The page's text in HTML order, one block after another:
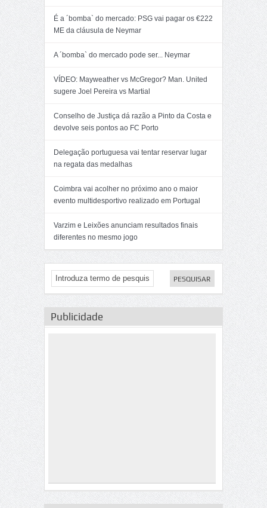
É a ´bomba` do mercado: PSG vai pagar os €222
ME da cláusula de Neymar
A ´bomba` do mercado pode ser... Neymar
VÍDEO: Mayweather vs McGregor? Man. United
sugere Joel Pereira vs Martial
Conselho de Justiça dá razão a Pinto da Costa e
devolve seis pontos ao FC Porto
Delegação portuguesa vai tentar reservar lugar
na regata das medalhas
Coimbra vai acolher no próximo ano o maior
evento multidesportivo realizado em Portugal
Varzim e Leixões anunciam resultados finais
diferentes no mesmo jogo
Publicidade